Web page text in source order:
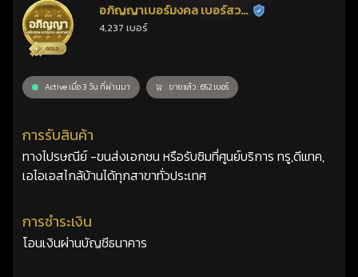
อภิญญาเบอร์มงคล เบอร์สวย
เลขศาสตร์
ร้านยืนยันแล้ว
4,237 เบอร์
Active เมื่อ 3 วัน ที่ผ่านมา ขายแล้ว : 652 เบอร์
การรับสินค้า
ทางไปรษณีย์ -ขนส่งเอกชน หรือรับซิมที่ศูนย์บริการ ทรู,ดีแทค,
เอไอเอสไกล้บ้านได้ทุกสาขาทั่วประเทศ
การชำระเงิน
โอนเงินผ่านบัญชีธนาคาร